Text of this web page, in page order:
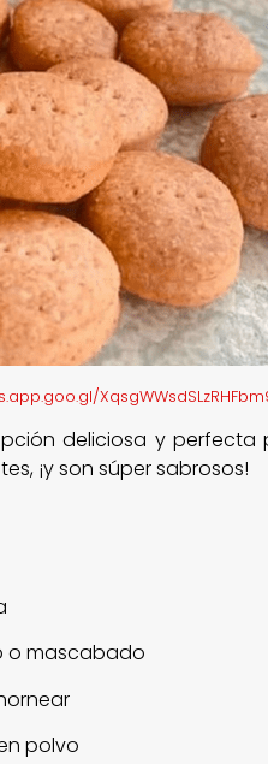
deliciosa y perfecta
¡y son súper sabrosos!
o mascabado
polvo